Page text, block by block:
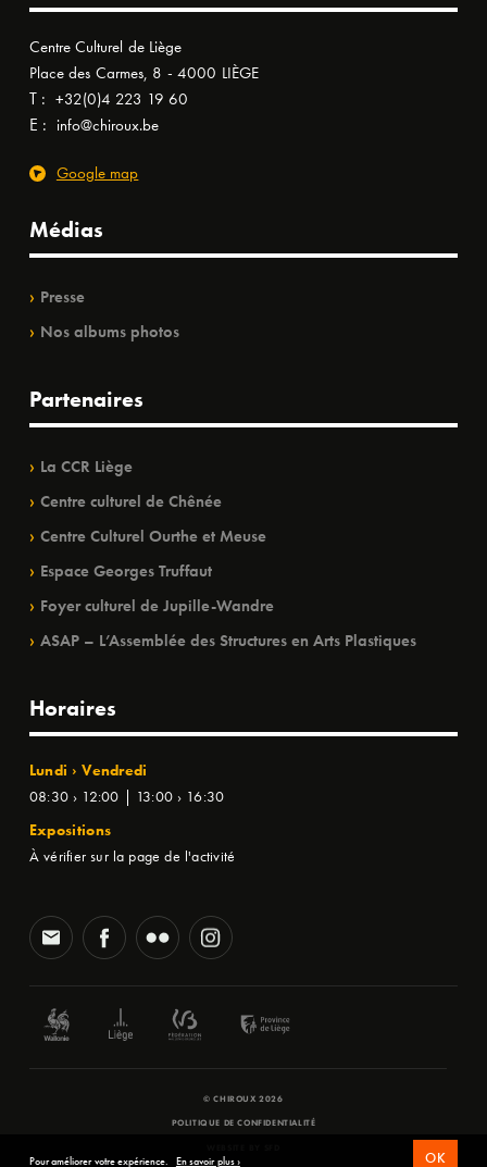
Centre Culturel de Liège
Place des Carmes, 8 - 4000 LIÈGE
T : +32(0)4 223 19 60
E : info@chiroux.be
Google map
Médias
Presse
Nos albums photos
Partenaires
La CCR Liège
Centre culturel de Chênée
Centre Culturel Ourthe et Meuse
Espace Georges Truffaut
Foyer culturel de Jupille-Wandre
ASAP – L’Assemblée des Structures en Arts Plastiques
Horaires
Lundi › Vendredi
08:30 › 12:00 | 13:00 › 16:30
Expositions
À vérifier sur la page de l'activité
© CHIROUX 2026
POLITIQUE DE CONFIDENTIALITÉ
Pour améliorer votre expérience. En savoir plus › OK